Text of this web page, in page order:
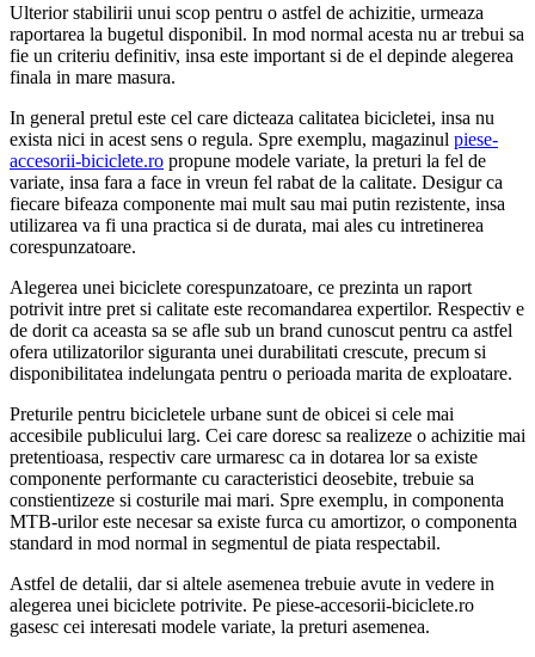
Ulterior stabilirii unui scop pentru o astfel de achizitie, urmeaza
raportarea la bugetul disponibil. In mod normal acesta nu ar trebui sa
fie un criteriu definitiv, insa este important si de el depinde alegerea
finala in mare masura.
In general pretul este cel care dicteaza calitatea bicicletei, insa nu
exista nici in acest sens o regula. Spre exemplu, magazinul piese-
accesorii-biciclete.ro propune modele variate, la preturi la fel de
variate, insa fara a face in vreun fel rabat de la calitate. Desigur ca
fiecare bifeaza componente mai mult sau mai putin rezistente, insa
utilizarea va fi una practica si de durata, mai ales cu intretinerea
corespunzatoare.
Alegerea unei biciclete corespunzatoare, ce prezinta un raport
potrivit intre pret si calitate este recomandarea expertilor. Respectiv e
de dorit ca aceasta sa se afle sub un brand cunoscut pentru ca astfel
ofera utilizatorilor siguranta unei durabilitati crescute, precum si
disponibilitatea indelungata pentru o perioada marita de exploatare.
Preturile pentru bicicletele urbane sunt de obicei si cele mai
accesibile publicului larg. Cei care doresc sa realizeze o achizitie mai
pretentioasa, respectiv care urmaresc ca in dotarea lor sa existe
componente performante cu caracteristici deosebite, trebuie sa
constientizeze si costurile mai mari. Spre exemplu, in componenta
MTB-urilor este necesar sa existe furca cu amortizor, o componenta
standard in mod normal in segmentul de piata respectabil.
Astfel de detalii, dar si altele asemenea trebuie avute in vedere in
alegerea unei biciclete potrivite. Pe piese-accesorii-biciclete.ro
gasesc cei interesati modele variate, la preturi asemenea.